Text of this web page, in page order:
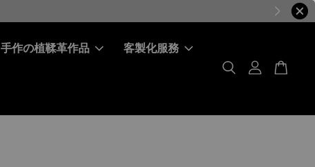
手作の植鞣革作品 客製化服務